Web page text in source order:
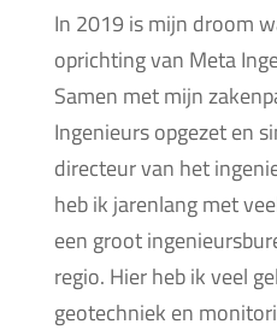
In 2019 is mijn droom
oprichting van Meta
Samen met mijn
Ingenieurs opgezet en
directeur van het
heb ik jarenlang met
een groot
regio. Hier heb ik veel
geotechniek en